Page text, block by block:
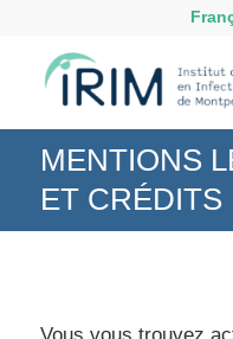
MENTIONS
ET CRÉDITS